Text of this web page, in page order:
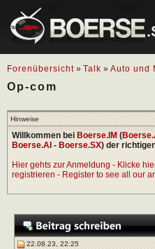
Forenübersicht » Talk » Auto und
Op-com
Hinweise
Willkommen bei Boerse.IM (
Boerse.AI - Boerse.SX) der
Hier gehts zur Anmeldung - Klicke
registrieren - Register to see all our
22.08.23, 22:25